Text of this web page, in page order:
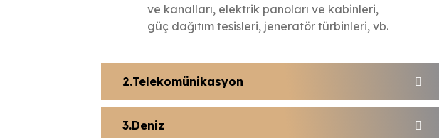
ve kanalları, elektrik panoları ve kabinleri,
güç dağıtım tesisleri, jeneratör türbinleri, vb.
Telekomünikasyon
Deniz